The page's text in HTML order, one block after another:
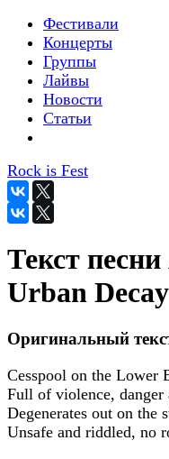
Фестивали
Концерты
Группы
Лайвы
Новости
Статьи
Rock is Fest
Текст
Urban Decay
Оригинальный
Cesspool on the Lower
Full of violence, danger
Degenerates out on the
Unsafe and riddled, no